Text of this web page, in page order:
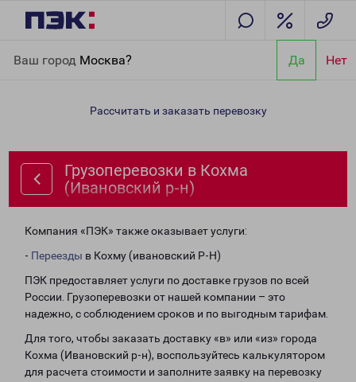
Ваш город Москва? Да Нет
р-н)
Рассчитать и заказать перевозку
Грузоперевозки в Кохма
(Ивановский р-н)
Компания «ПЭК» также оказывает услуги:
- Переезды в Кохму (ивановский Р-Н)
ПЭК предоставляет услуги по доставке грузов по всей
России. Грузоперевозки от нашей компании – это
надежно, с соблюдением сроков и по выгодным тарифам.
Для того, чтобы заказать доставку «в» или «из» города
Кохма (Ивановский р-н), воспользуйтесь калькулятором
для расчета стоимости и заполните заявку на перевозку